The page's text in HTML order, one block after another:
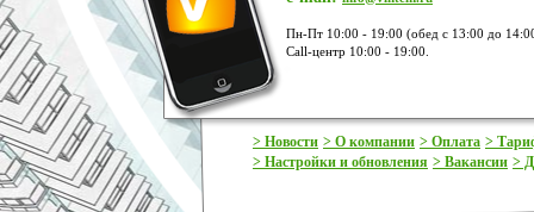
Пн-Пт 10:00 - 19:00 (обед с 13:00 до
Call-центр 10:00 - 19:00.
> Новости > О компании > Оплата >
> Настройки и обновления > Вакансии >